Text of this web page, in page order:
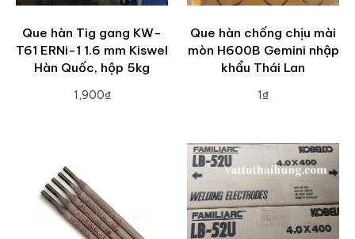
Que hàn Tig gang KW-
T61 ERNi-1 1.6 mm Kiswel
Hàn Quốc, hộp 5kg
1,900₫
Que hàn chống chịu mài
mòn H600B Gemini nhập
khẩu Thái Lan
1₫